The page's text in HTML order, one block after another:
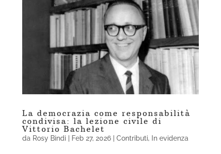
La democrazia come responsabilità
condivisa: la lezione civile di
Vittorio Bachelet
da Rosy Bindi| Feb 27, 2026| Contributi, In evidenza